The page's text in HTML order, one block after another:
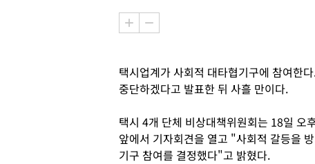
택시업계가 사회적 대타협기구에 참여한
중단하겠다고 발표한 뒤 사흘 만이다.
택시 4개 단체 비상대책위원회는 18일 오
앞에서 기자회견을 열고 "사회적 갈등을
기구 참여를 결정했다"고 밝혔다.